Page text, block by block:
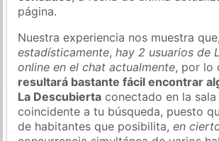
página.
Nuestra experiencia nos muestra que,
estadísticamente,hay 2 usuarios de
online en el chat actualmente, por lo
resultará bastante fácil encontrar
La Descubierta conectado en la
coincidente a tu búsqueda, puesto
de habitantes que posibilita,en